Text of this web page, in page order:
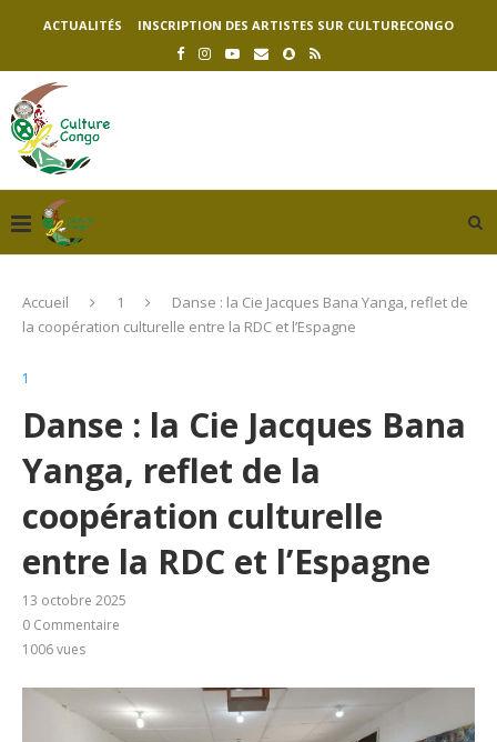
ACTUALITÉS INSCRIPTION DES ARTISTES SUR CULTURECONGO
Accueil 1
Danse : la Cie Jacques Bana Yanga, reflet de
la coopération culturelle entre la RDC et l’Espagne
1
Danse : la Cie Jacques Bana
Yanga, reflet de la
coopération culturelle
entre la RDC et l’Espagne
13 octobre 2025
0 Commentaire
1006vues